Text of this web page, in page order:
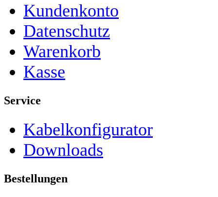
Kundenkonto
Datenschutz
Warenkorb
Kasse
Service
Kabelkonfigurator
Downloads
Bestellungen